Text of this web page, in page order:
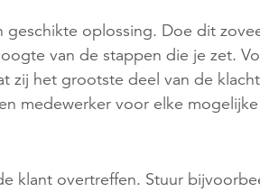
oplossing. Doe dit
van de stappen die je zet.
zij het grootste deel van de
medewerker voor elke mogelijke
klant overtreffen. Stuur